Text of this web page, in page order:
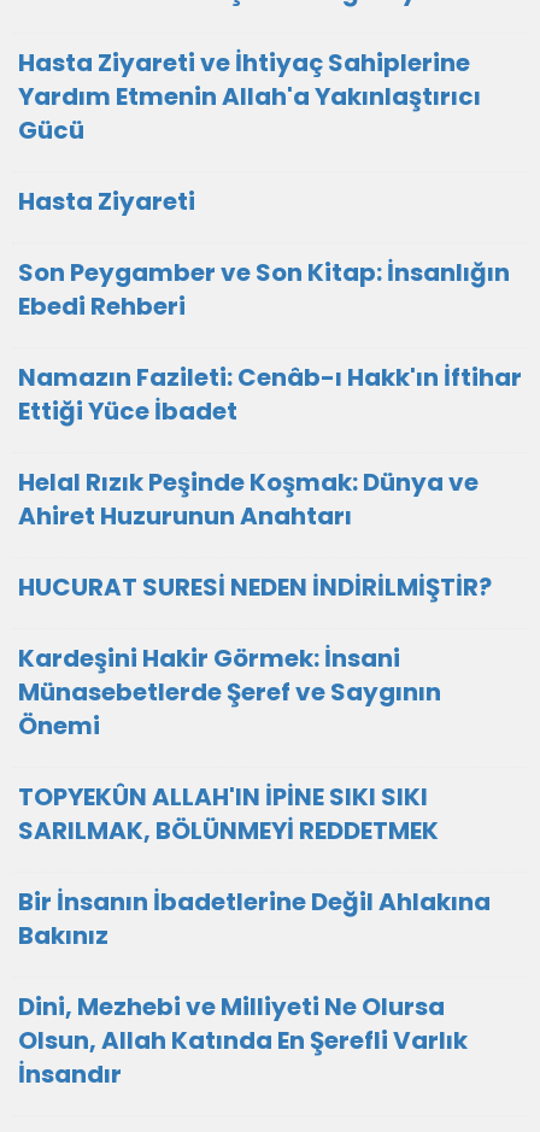
Hasta Ziyareti ve İhtiyaç Sahiplerine
Yardım Etmenin Allah'a Yakınlaştırıcı
Gücü
Hasta Ziyareti
Son Peygamber ve Son Kitap: İnsanlığın
Ebedi Rehberi
Namazın Fazileti: Cenâb-ı Hakk'ın İftihar
Ettiği Yüce İbadet
Helal Rızık Peşinde Koşmak: Dünya ve
Ahiret Huzurunun Anahtarı
HUCURAT SURESİ NEDEN İNDİRİLMİŞTİR?
Kardeşini Hakir Görmek: İnsani
Münasebetlerde Şeref ve Saygının
Önemi
TOPYEKÛN ALLAH'IN İPİNE SIKI SIKI
SARILMAK, BÖLÜNMEYİ REDDETMEK
Bir İnsanın İbadetlerine Değil Ahlakına
Bakınız
Dini, Mezhebi ve Milliyeti Ne Olursa
Olsun, Allah Katında En Şerefli Varlık
İnsandır